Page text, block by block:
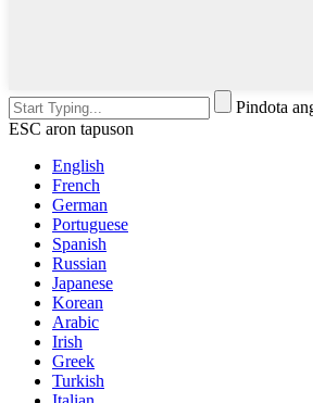
Pindota
ESC aron tapuson
English
French
German
Portuguese
Spanish
Russian
Japanese
Korean
Arabic
Irish
Greek
Turkish